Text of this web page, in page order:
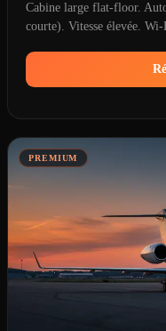
Cabine large flat-floor.
courte). Vitesse élevée.
PREMIUM